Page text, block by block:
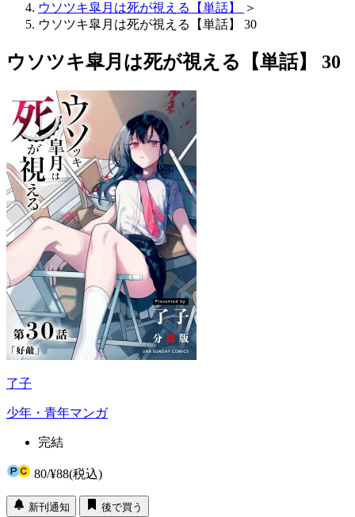
ウソツキ皐月は死が視える【単話】
＞
ウソツキ皐月は死が視える【単話】 30
ウソツキ皐月は死が視える【単話】 30
了子
少年・青年マンガ
完結
80/¥88(税込)
新刊通知
後で買う